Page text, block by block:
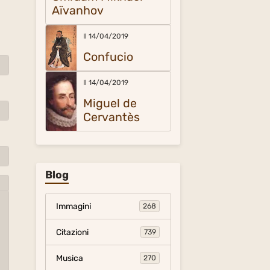
Aïvanhov
Il 14/04/2019
Confucio
Il 14/04/2019
Miguel de
Cervantès
Blog
Immagini 268
Citazioni 739
Musica 270